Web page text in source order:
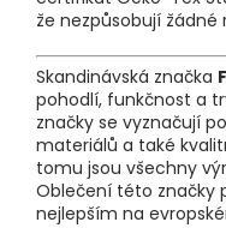
že nezpůsobují žádné
Skandinávská značka
pohodlí, funkčnost a
značky se vyznačují
materiálů a také
tomu jsou všechny
Oblečení této značky
nejlepším na